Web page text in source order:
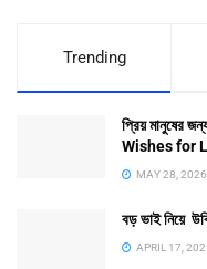
Trending
প্রিয় মানুষের
Wishes for
MAY 28, 2026
বড় ভাই নিয়ে
APRIL 17,